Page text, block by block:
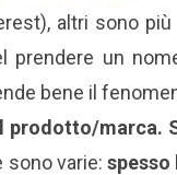
altri sono
prendere un
bene il
prodotto/marca.
sono varie: spesso